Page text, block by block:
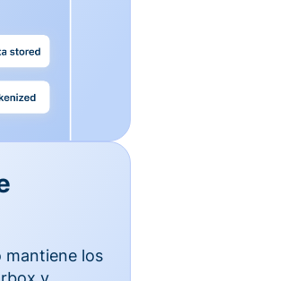
mantiene los